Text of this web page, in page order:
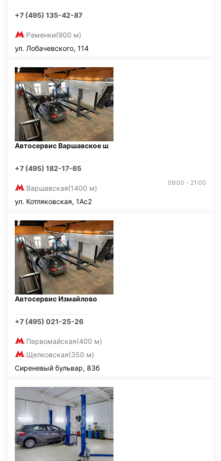
+7 (495) 135-42-87
Раменки(900 м)
ул. Лобачевского, 114
Автосервис Варшавское ш
+7 (495) 182-17-65
Варшавская(1400 м)
09:00 - 21:00
ул. Котляковская, 1Ас2
Автосервис Измайлово
+7 (495) 021-25-26
Первомайская(400 м)
Щелковская(350 м)
Сиреневый бульвар, 83б